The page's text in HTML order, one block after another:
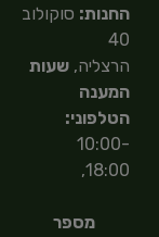
החנות: סוקולוב
40
הרצליה,שעות
המענה
הטלפוני:
10:00-
18:00,
מספר